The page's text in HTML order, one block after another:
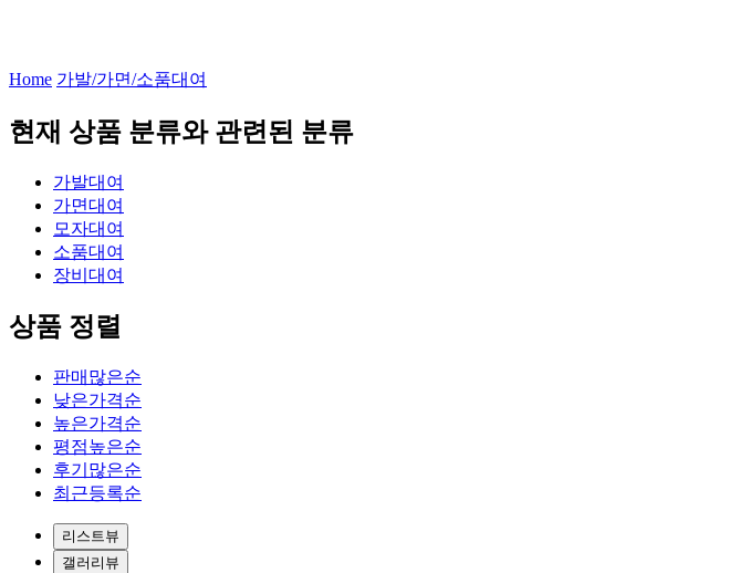
Home 가발/가면/소품대여
현재 상품 분류와 관련된 분류
가발대여
가면대여
모자대여
소품대여
장비대여
상품 정렬
판매많은순
낮은가격순
높은가격순
평점높은순
후기많은순
최근등록순
리스트뷰
갤러리뷰